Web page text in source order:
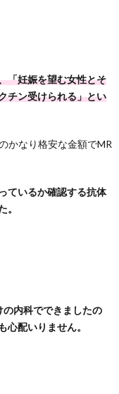
「妊娠を望む女性とそ
チン受けられる」とい
かなり格安な金額でMR
ているか確認する抗体
。
内科でできましたの
配いりません。